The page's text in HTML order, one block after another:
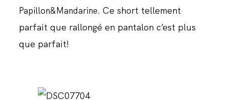
Papillon&Mandarine. Ce short tellement
parfait que rallongé en pantalon c’est plus
que parfait!